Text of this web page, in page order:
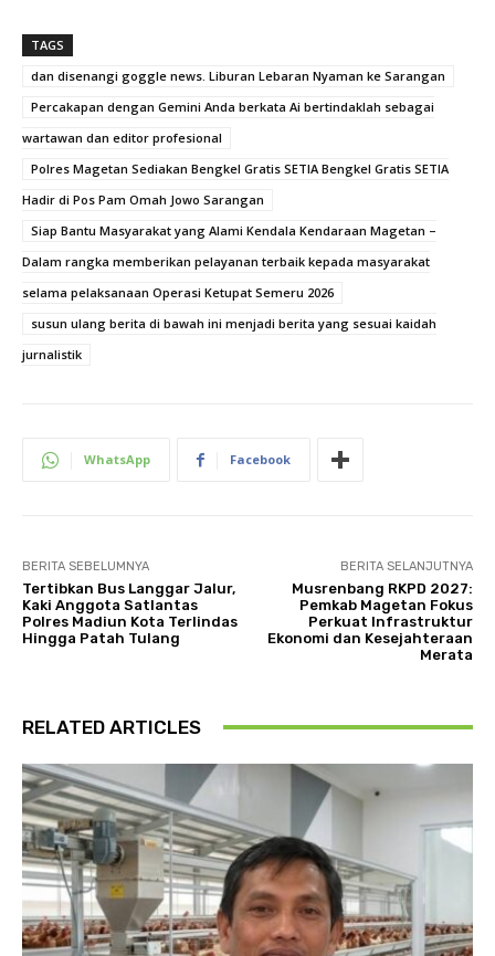
TAGS
dan disenangi goggle news. Liburan Lebaran Nyaman ke Sarangan
Percakapan dengan Gemini Anda berkata Ai bertindaklah sebagai
wartawan dan editor profesional
Polres Magetan Sediakan Bengkel Gratis SETIA Bengkel Gratis SETIA
Hadir di Pos Pam Omah Jowo Sarangan
Siap Bantu Masyarakat yang Alami Kendala Kendaraan Magetan –
Dalam rangka memberikan pelayanan terbaik kepada masyarakat
selama pelaksanaan Operasi Ketupat Semeru 2026
susun ulang berita di bawah ini menjadi berita yang sesuai kaidah
jurnalistik
WhatsApp Facebook
BERITA SEBELUMNYA
Tertibkan Bus Langgar Jalur,
Kaki Anggota Satlantas
Polres Madiun Kota Terlindas
Hingga Patah Tulang
BERITA SELANJUTNYA
Musrenbang RKPD 2027:
Pemkab Magetan Fokus
Perkuat Infrastruktur
Ekonomi dan Kesejahteraan
Merata
RELATED ARTICLES